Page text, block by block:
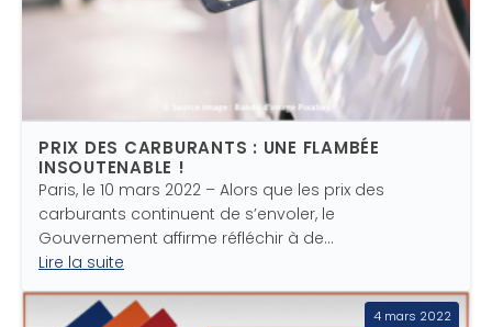
PRIX DES CARBURANTS : UNE FLAMBÉE
INSOUTENABLE !
Paris, le 10 mars 2022 – Alors que les prix des
carburants continuent de s’envoler, le
Gouvernement affirme réfléchir à de…
Lire la suite
4 mars 2022